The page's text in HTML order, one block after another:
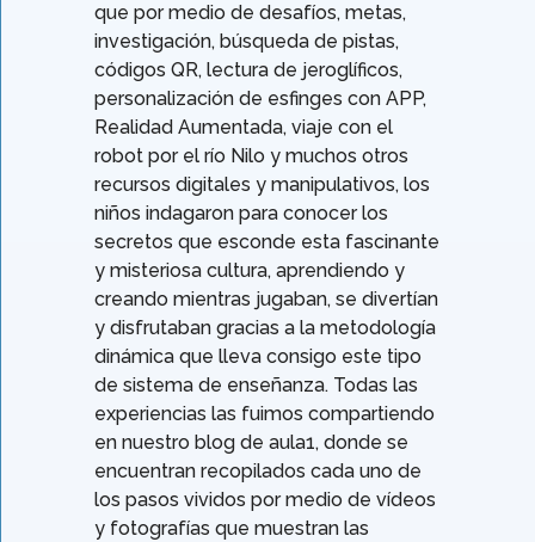
que por medio de desafíos, metas,
investigación, búsqueda de pistas,
códigos QR, lectura de jeroglíficos,
personalización de esfinges con APP,
Realidad Aumentada, viaje con el
robot por el río Nilo y muchos otros
recursos digitales y manipulativos, los
niños indagaron para conocer los
secretos que esconde esta fascinante
y misteriosa cultura, aprendiendo y
creando mientras jugaban, se divertían
y disfrutaban gracias a la metodología
dinámica que lleva consigo este tipo
de sistema de enseñanza. Todas las
experiencias las fuimos compartiendo
en nuestro blog de aula1, donde se
encuentran recopilados cada uno de
los pasos vividos por medio de vídeos
y fotografías que muestran las